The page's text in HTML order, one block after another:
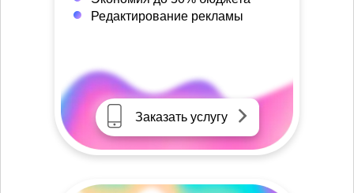
Редактирование рекламы
Заказать услугу